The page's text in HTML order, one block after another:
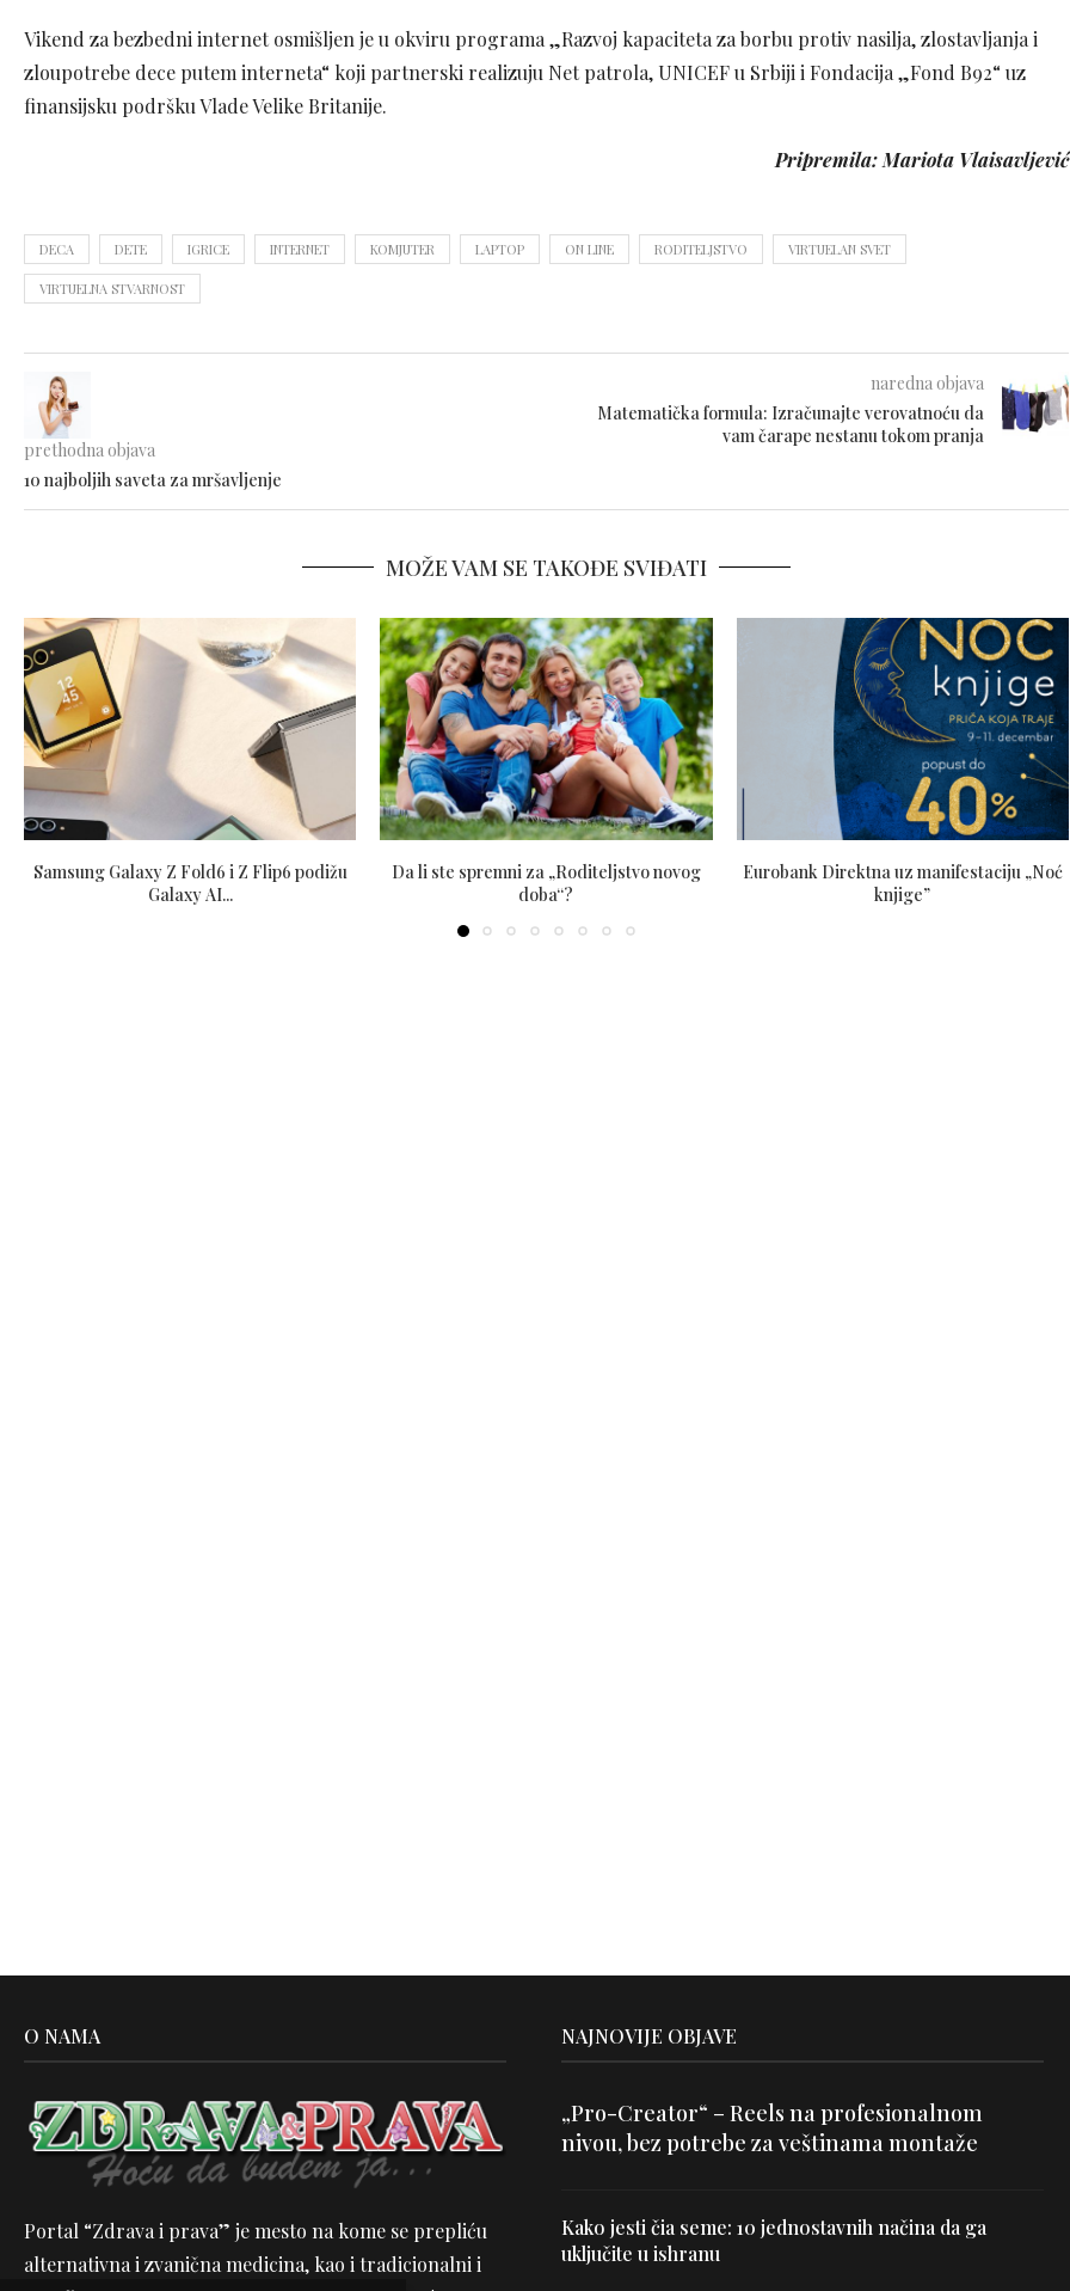
Vikend za bezbedni internet osmišljen je u okviru programa „Razvoj kapaciteta za borbu protiv nasilja, zlostavljanja i
zloupotrebe dece putem interneta“ koji partnerski realizuju Net patrola, UNICEF u Srbiji i Fondacija „Fond B92“ uz
finansijsku podršku Vlade Velike Britanije.
Pripremila: Mariota Vlaisavljević
DECA DETE IGRICE INTERNET KOMJUTER LAPTOP ON LINE RODITELJSTVO VIRTUELAN SVET
VIRTUELNA STVARNOST
prethodna objava
10 najboljih saveta za mršavljenje
naredna objava
Matematička formula: Izračunajte verovatnoću da
vam čarape nestanu tokom pranja
MOŽE VAM SE TAKOĐE SVIĐATI
Samsung Galaxy Z Fold6 i Z Flip6 podižu
Galaxy AI...
Da li ste spremni za „Roditeljstvo novog
doba“?
Eurobank Direktna uz manifestaciju „Noć
knjige”
O NAMA
Portal “Zdrava i prava” je mesto na kome se prepliću
alternativna i zvanična medicina, kao i tradicionalni i
NAJNOVIJE OBJAVE
„Pro-Creator“ – Reels na profesionalnom
nivou, bez potrebe za veštinama montaže
Kako jesti čia seme: 10 jednostavnih načina da ga
uključite u ishranu